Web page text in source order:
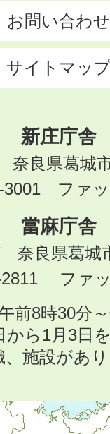
お問い合わせ
サイトマッ
新庄庁舎
奈良県葛城
3001 ファ
當麻庁舎
奈良県葛城
2811 ファ
前8時30分
から1月3日
施設があ